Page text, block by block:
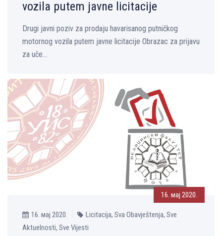
vozila putem javne licitacije
Drugi javni poziv za prodaju havarisanog putničkog
motornog vozila putem javne licitacije Obrazac za prijavu
za uče...
16. мај 2020.
16. мај 2020.
Licitacija, Sva Obavještenja, Sve
Aktuelnosti, Sve Vijesti